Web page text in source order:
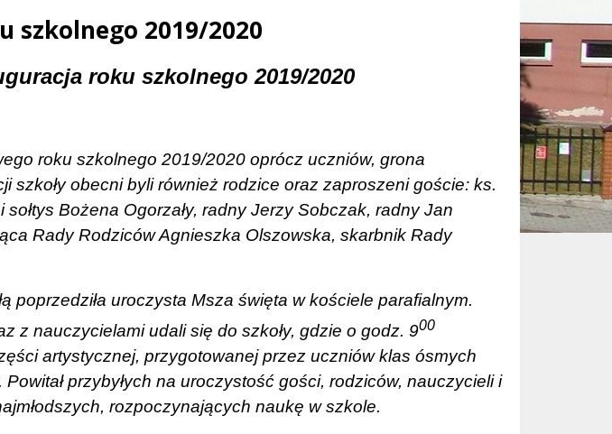
szkolnego 2019/2020
roku szkolnego 2019/2020
roku szkolnego 2019/2020 oprócz uczniów, grona
szkoły obecni byli również rodzice oraz zaproszeni goście: ks.
sołtys Bożena Ogorzały, radny Jerzy Sobczak, radny Jan
Rady Rodziców Agnieszka Olszowska, skarbnik Rady
poprzedziła uroczysta Msza święta w kościele parafialnym.
z nauczycielami udali się do szkoły, gdzie o godz. 900
artystycznej, przygotowanej przez uczniów klas ósmych
Powitał przybyłych na uroczystość gości, rodziców, nauczycieli i
rozpoczynających naukę w szkole.